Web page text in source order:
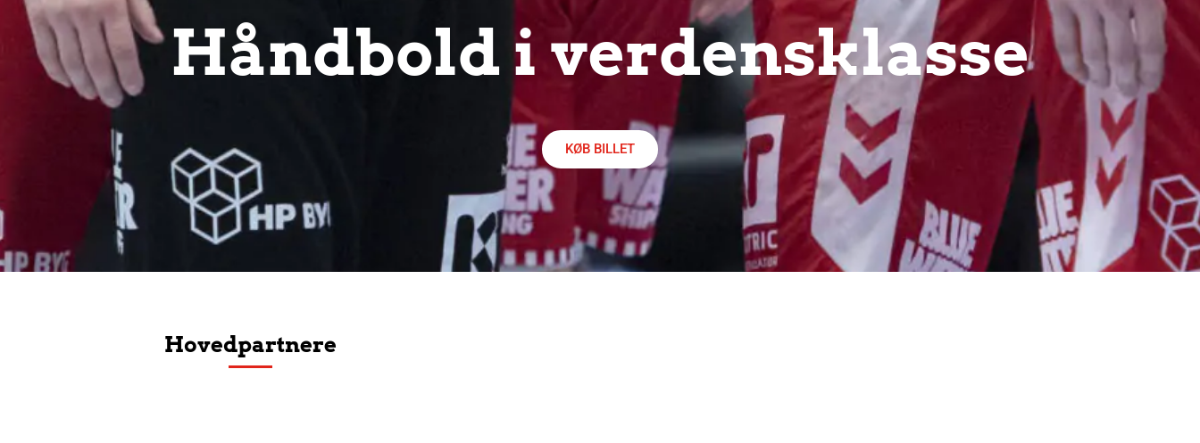
Håndbold i verdensklasse
KØB BILLET
Hovedpartnere